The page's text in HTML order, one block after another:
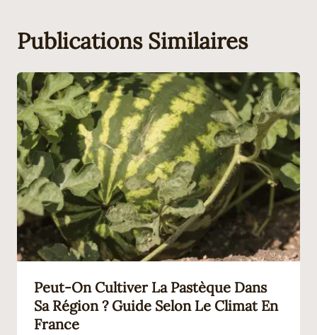
Publications Similaires
Peut-On Cultiver La Pastèque Dans
Sa Région ? Guide Selon Le Climat En
France